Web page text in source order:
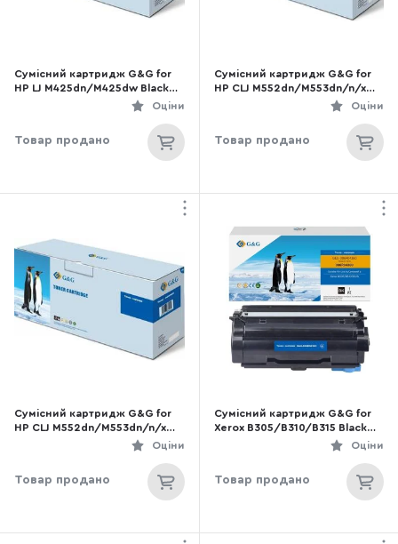
Сумісний картридж G&G for
HP LJ M425dn/M425dw Black
Оціни
Товар продано
Сумісний картридж G&G for
HP CLJ M552dn/M553dn/n/x
Оціни
Товар продано
Сумісний картридж G&G for
HP CLJ M552dn/M553dn/n/x
Magenta (G&G-CF363X)
Оціни
Товар продано
Сумісний картридж G&G for
Xerox B305/B310/B315 Black
Оціни
Товар продано